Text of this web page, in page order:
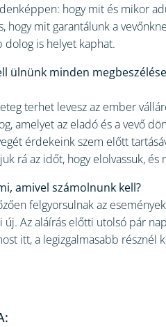
hogy mit és mikor
hogy mit garantálunk a
dolog is helyet kaphat.
ülnünk minden
terhet levesz az ember
amelyet az eladó és a vevő
érdekeink szem előtt
rá az időt, hogy elolvassuk,
amivel számolnunk kell?
felgyorsulnak az
Az aláírás előtti utolsó pár
itt, a legizgalmasabb résznél